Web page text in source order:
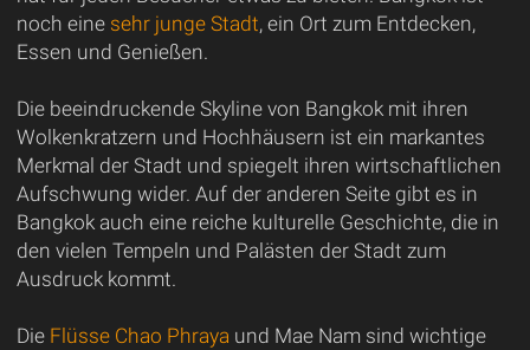
noch eine sehr junge Stadt, ein Ort zum Entdecken,
Essen und Genießen.
Die beeindruckende Skyline von Bangkok mit ihren
Wolkenkratzern und Hochhäusern ist ein markantes
Merkmal der Stadt und spiegelt ihren wirtschaftlichen
Aufschwung wider. Auf der anderen Seite gibt es in
Bangkok auch eine reiche kulturelle Geschichte, die in
den vielen Tempeln und Palästen der Stadt zum
Ausdruck kommt.
Die Flüsse Chao Phraya und Mae Nam sind wichtige